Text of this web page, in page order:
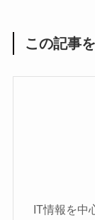
この記事
IT情報を中